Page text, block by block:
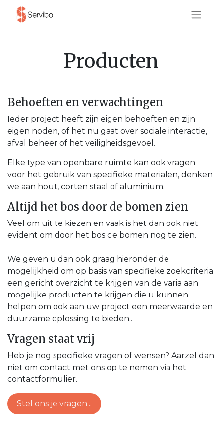
Producten
Behoeften en verwachtingen
Ieder project heeft zijn eigen behoeften en zijn
eigen noden, of het nu gaat over sociale interactie,
afval beheer of het veiligheidsgevoel.
Elke type van openbare ruimte kan ook vragen
voor het gebruik van specifieke materialen, denken
we aan hout, corten staal of aluminium.
Altijd het bos door de bomen zien
Veel om uit te kiezen en vaak is het dan ook niet
evident om door het bos de bomen nog te zien.
We geven u dan ook graag hieronder de
mogelijkheid om op basis van specifieke zoekcriteria
een gericht overzicht te krijgen van de varia aan
mogelijke producten te krijgen die u kunnen
helpen om ook aan uw project een meerwaarde en
duurzame oplossing te bieden..
Vragen staat vrij
Heb je nog specifieke vragen of wensen? Aarzel dan
niet om contact met ons op te nemen via het
contactformulier.
Stel ons je vragen...